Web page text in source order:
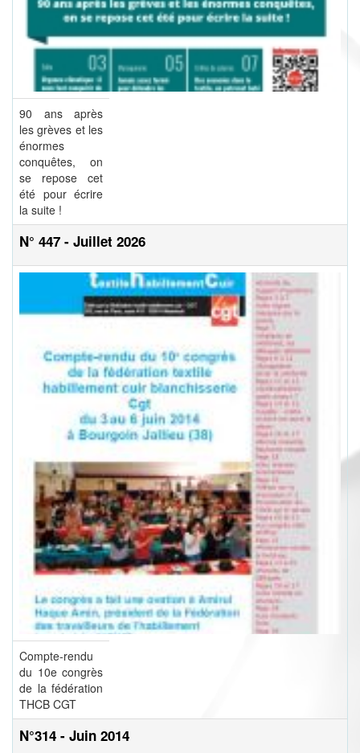
90 ans après
les grèves et les
énormes
conquêtes, on
se repose cet
été pour écrire
la suite !
N° 447 - Juillet 2026
Compte-rendu
du 10e congrès
de la fédération
THCB CGT
N°314 - Juin 2014